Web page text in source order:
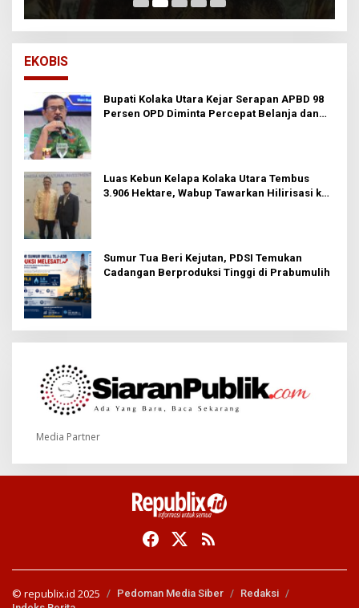
EKOBIS
Bupati Kolaka Utara Kejar Serapan APBD 98
Persen OPD Diminta Percepat Belanja dan
Luas Kebun Kelapa Kolaka Utara Tembus
3.906 Hektare, Wabup Tawarkan Hilirisasi ke
Sumur Tua Beri Kejutan, PDSI Temukan
Cadangan Berproduksi Tinggi di Prabumulih
Media Partner
© republix.id 2025 Pedoman Media Siber
Redaksi